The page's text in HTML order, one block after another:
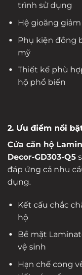
trình sử dụng
Hệ gioăng
Phụ kiện đồng
mỹ
Thiết kế phù
hộ phổ biến
2. Ưu điểm nổi
Cửa căn hộ
Decor-GD303-Q5
đáp ứng cả nhu
dụng.
Kết cấu chắc
hộ
Bề mặt
vệ sinh
Hạn chế cong